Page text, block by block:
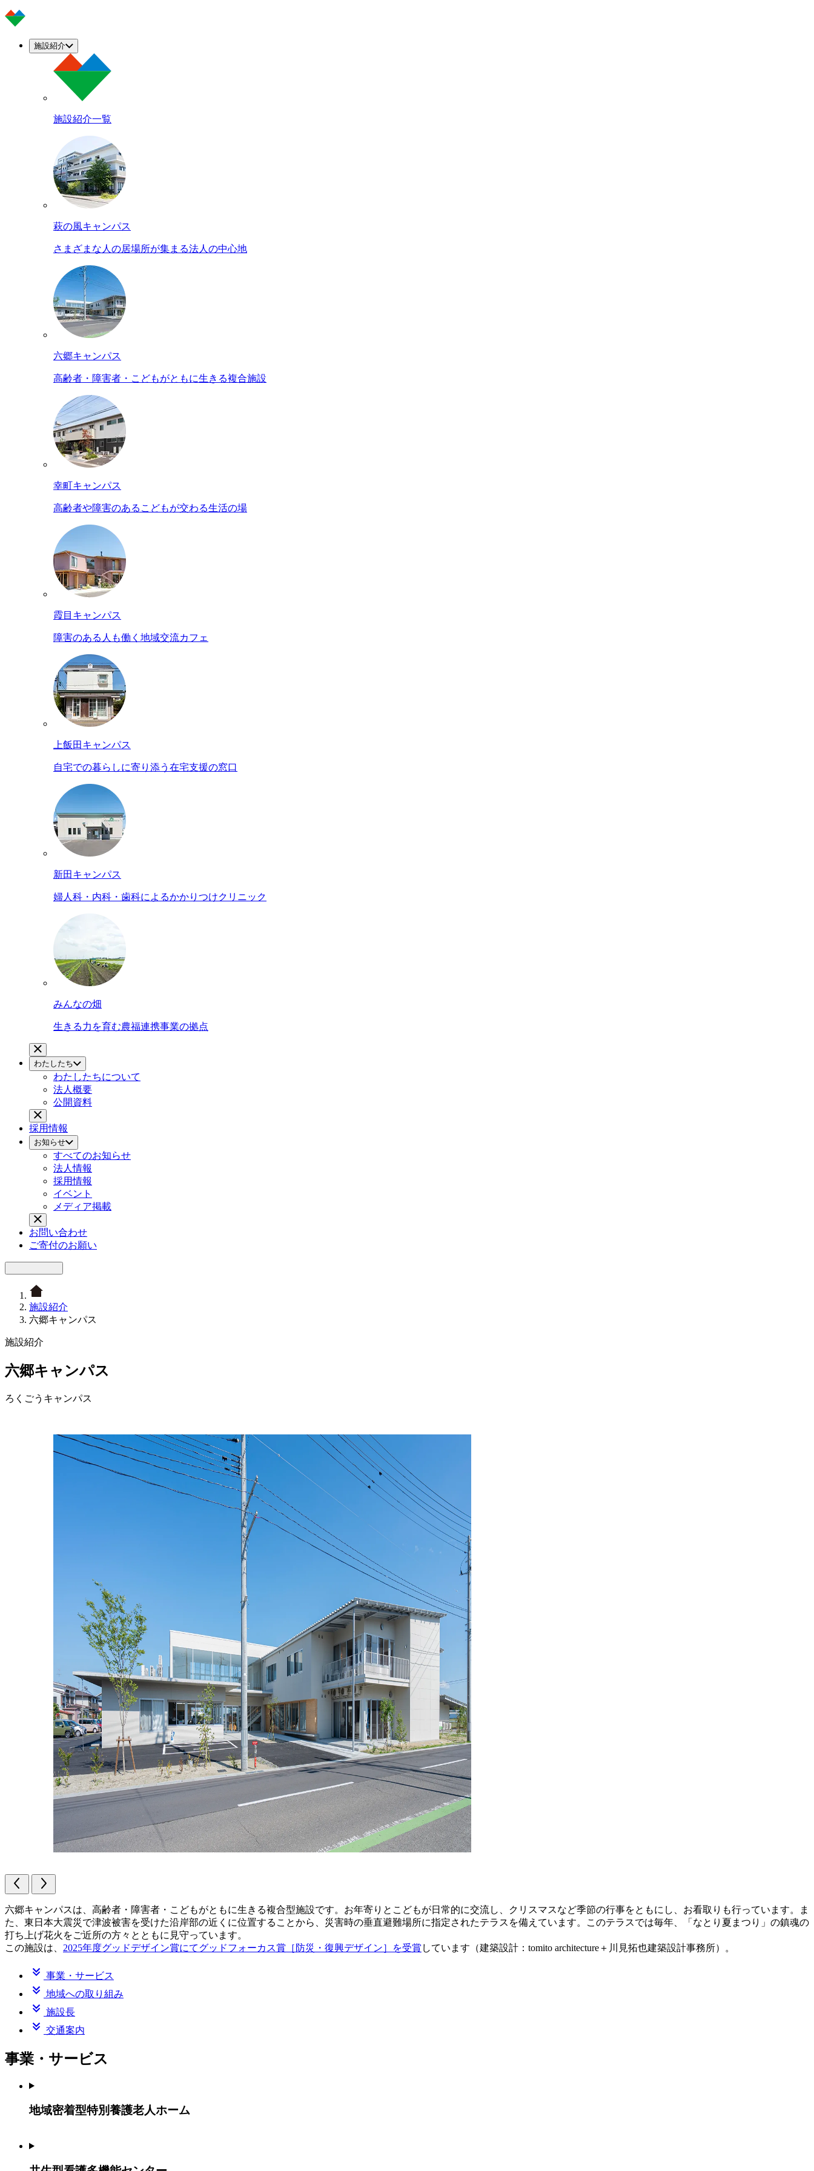
施設紹介
施設紹介一覧
萩の風キャンパス
さまざまな人の居場所が集まる法人の中心地
六郷キャンパス
高齢者・障害者・こどもがともに生きる複合施設
幸町キャンパス
高齢者や障害のあるこどもが交わる生活の場
霞目キャンパス
障害のある人も働く地域交流カフェ
上飯田キャンパス
自宅での暮らしに寄り添う在宅支援の窓口
新田キャンパス
婦人科・内科・歯科によるかかりつけクリニック
みんなの畑
生きる力を育む農福連携事業の拠点
わたしたち
わたしたちについて
法人概要
公開資料
採用情報
お知らせ
すべてのお知らせ
法人情報
採用情報
イベント
メディア掲載
お問い合わせ
ご寄付のお願い
施設紹介
六郷キャンパス
施設紹介
六郷キャンパス
ろくごうキャンパス
六郷キャンパスは、高齢者・障害者・こどもがともに生きる複合型施設です。お年寄りとこどもが日常的に交流し、クリスマスなど季節の行事をともにし、お看取りも行っています。ま
た、東日本大震災で津波被害を受けた沿岸部の近くに位置することから、災害時の垂直避難場所に指定されたテラスを備えています。このテラスでは毎年、「なとり夏まつり」の鎮魂の
打ち上げ花火をご近所の方々とともに見守っています。
この施設は、 2025年度グッドデザイン賞にてグッドフォーカス賞［防災・復興デザイン］を受賞 しています（建築設計：tomito architecture＋川見拓也建築設計事務所）。
事業・サービス
地域への取り組み
施設長
交通案内
事業・サービス
地域密着型特別養護老人ホーム